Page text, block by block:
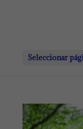
Seleccionar